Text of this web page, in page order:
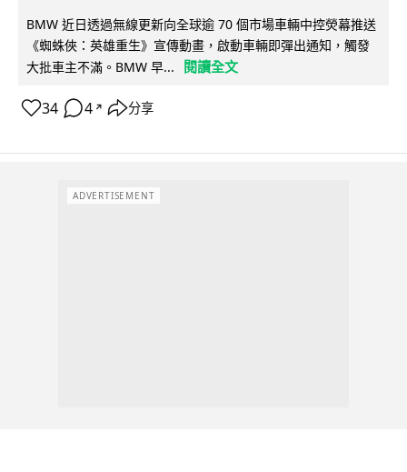
BMW 近日透過無線更新向全球逾 70 個市場車輛中控熒幕推送
《蜘蛛俠：英雄重生》宣傳動畫，啟動車輛即彈出通知，觸發
大批車主不滿。BMW 早...
閱讀全文
34 4 ↗ 分享
ADVERTISEMENT